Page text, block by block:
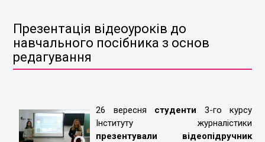
Презентація відеоуроків до
навчального посібника з основ
редагування
26 вересня студенти 3-го курсу
Інституту журналістики
презентували відеопідручник